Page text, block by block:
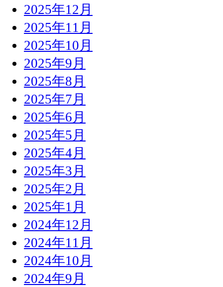
2025年12月
2025年11月
2025年10月
2025年9月
2025年8月
2025年7月
2025年6月
2025年5月
2025年4月
2025年3月
2025年2月
2025年1月
2024年12月
2024年11月
2024年10月
2024年9月